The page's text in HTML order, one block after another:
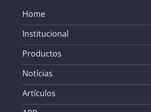
Home
Institucional
Productos
Notícias
Artículos